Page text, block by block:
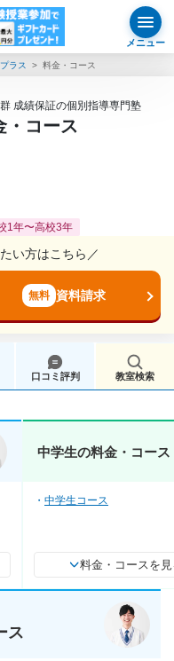
メニュー
ラス 料金・コース
成績保証の個別指導専門塾
・コース
1年〜高校3年
い方はこちら／
無料 資料請求
口コミ評判 教室検索
中学生の料金・コース
中学生コース
料金・コースを
ス